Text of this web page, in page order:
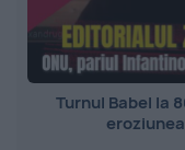
Turnul Babel la